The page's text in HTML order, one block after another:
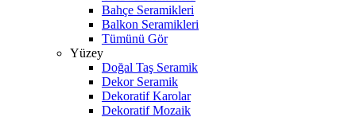
Bahçe Seramikleri
Balkon Seramikleri
Tümünü Gör
Yüzey
Doğal Taş Seramik
Dekor Seramik
Dekoratif Karolar
Dekoratif Mozaik